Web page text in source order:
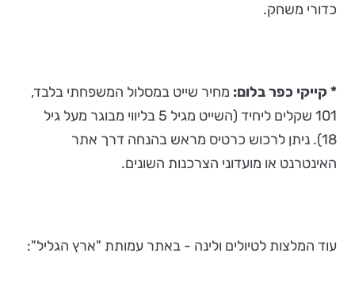
כדורי משחק.
* קייקי כפר בלום: מחיר שייט במסלול המשפחתי בלבד,
101 שקלים ליחיד (השייט מגיל 5 בליווי מבוגר מעל גיל
18). ניתן לרכוש כרטיס מראש בהנחה דרך אתר
האינטרנט או מועדוני הצרכנות השונים.
עוד המלצות לטיולים ולינה - באתר עמותת "ארץ הגליל":